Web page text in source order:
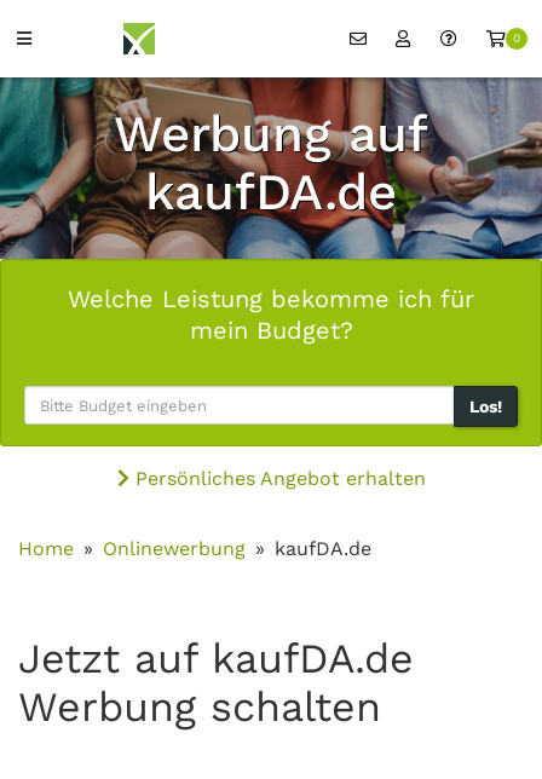
0
Werbung auf
kaufDA.de
Welche Leistung bekomme ich für
mein Budget?
Los!
Persönliches Angebot erhalten
Home Onlinewerbung kaufDA.de
Jetzt auf kaufDA.de
Werbung schalten